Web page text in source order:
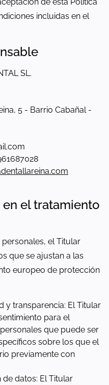
incluidas en el
SL.
5 - Barrio Cabañal -
el tratamiento
el Titular
que se ajustan a las
europeo de protección
y transparencia: El Titular
para el
que puede ser
sobre los que el
previamente con
de datos: El Titular